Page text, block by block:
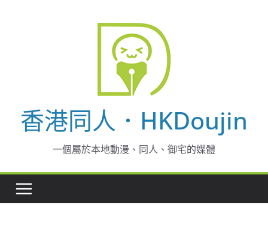
香港同人．HKDoujin
一個屬於本地動漫、同人、御宅的媒體